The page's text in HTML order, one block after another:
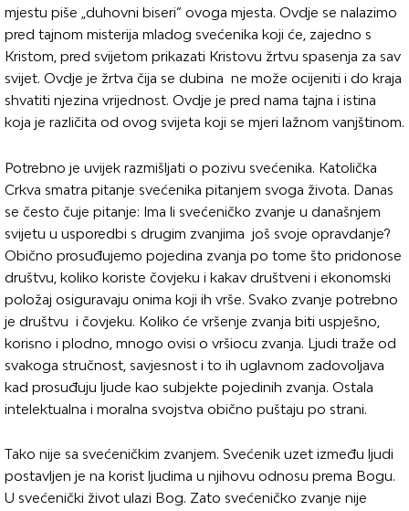
mjestu piše „duhovni biseri“ ovoga mjesta. Ovdje se nalazimo
pred tajnom misterija mladog svećenika koji će, zajedno s
Kristom, pred svijetom prikazati Kristovu žrtvu spasenja za sav
svijet. Ovdje je žrtva čija se dubina ne može ocijeniti i do kraja
shvatiti njezina vrijednost. Ovdje je pred nama tajna i istina
koja je različita od ovog svijeta koji se mjeri lažnom vanjštinom.
Potrebno je uvijek razmišljati o pozivu svećenika. Katolička
Crkva smatra pitanje svećenika pitanjem svoga života. Danas
se često čuje pitanje: Ima li svećeničko zvanje u današnjem
svijetu u usporedbi s drugim zvanjima još svoje opravdanje?
Obično prosuđujemo pojedina zvanja po tome što pridonose
društvu, koliko koriste čovjeku i kakav društveni i ekonomski
položaj osiguravaju onima koji ih vrše. Svako zvanje potrebno
je društvu i čovjeku. Koliko će vršenje zvanja biti uspješno,
korisno i plodno, mnogo ovisi o vršiocu zvanja. Ljudi traže od
svakoga stručnost, savjesnost i to ih uglavnom zadovoljava
kad prosuđuju ljude kao subjekte pojedinih zvanja. Ostala
intelektualna i moralna svojstva obično puštaju po strani.
Tako nije sa svećeničkim zvanjem. Svećenik uzet između ljudi
postavljen je na korist ljudima u njihovu odnosu prema Bogu.
U svećenički život ulazi Bog. Zato svećeničko zvanje nije